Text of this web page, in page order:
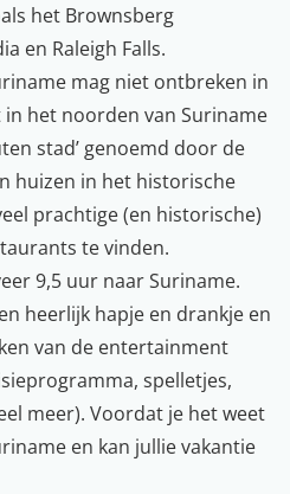
het Brownsberg
en Raleigh Falls.
mag niet ontbreken in
het noorden van Suriname
stad’ genoemd door de
huizen in het historische
prachtige (en historische)
te vinden.
9,5 uur naar Suriname.
heerlijk hapje en drankje en
van de entertainment
spelletjes,
meer). Voordat je het weet
en kan jullie vakantie